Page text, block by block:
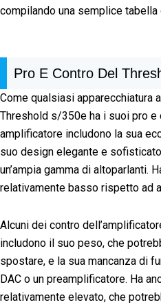
compilando una semplice
Pro E Contro Del
Come qualsiasi apparecchiatura
Threshold s/350e ha i suoi pro
amplificatore includono la sua
suo design elegante e
un’ampia gamma di altoparlanti.
relativamente basso rispetto ad
Alcuni dei contro
includono il suo peso, che
spostare, e la sua mancanza di
DAC o un preamplificatore. Ha
relativamente elevato, che